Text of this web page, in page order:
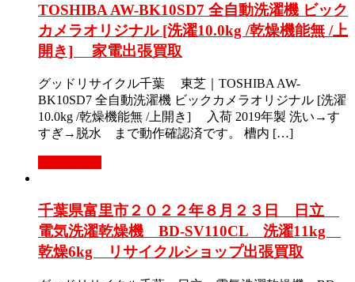
TOSHIBA AW-BK10SD7 全自動洗濯機 ビック
カメラオリジナル [洗濯10.0kg /乾燥機能無 /上
開き] 家電出張買取
グッドリサイクル千葉 東芝｜TOSHIBA AW-
BK10SD7 全自動洗濯機 ビックカメラオリジナル [洗濯
10.0kg /乾燥機能無 /上開き] 入荷 2019年製 洗い→す
すぎ→脱水 まで動作確認済です。 槽内 […]
千葉県富里市２０２２年８月２３日 日立
電気洗濯乾燥機 BD-SV110CL 洗濯11kg
乾燥6kg リサイクルショップ出張買取